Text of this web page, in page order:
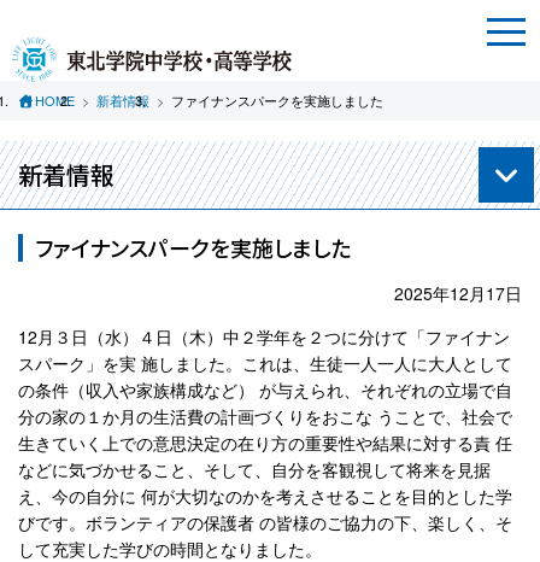
HOME 新着情報 ファイナンスパークを実施しました
新着情報
ファイナンスパークを実施しました
2025年12月17日
12月３日（水）４日（木）中２学年を２つに分けて「ファイナン
スパーク」を実 施しました。これは、生徒一人一人に大人として
の条件（収入や家族構成など） が与えられ、それぞれの立場で自
分の家の１か月の生活費の計画づくりをおこな うことで、社会で
生きていく上での意思決定の在り方の重要性や結果に対する責 任
などに気づかせること、そして、自分を客観視して将来を見据
え、今の自分に 何が大切なのかを考えさせることを目的とした学
びです。ボランティアの保護者 の皆様のご協力の下、楽しく、そ
して充実した学びの時間となりました。